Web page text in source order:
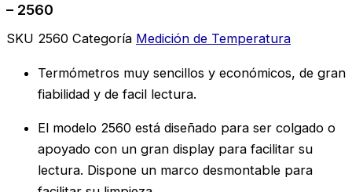
– 2560
SKU 2560 Categoría Medición de Temperatura
Termómetros muy sencillos y económicos, de gran
fiabilidad y de facil lectura.
El modelo 2560 está diseñado para ser colgado o
apoyado con un gran display para facilitar su
lectura. Dispone un marco desmontable para